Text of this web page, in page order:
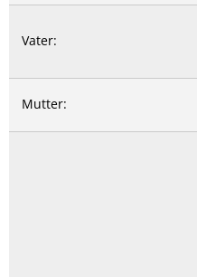
Vater:
Mutter: